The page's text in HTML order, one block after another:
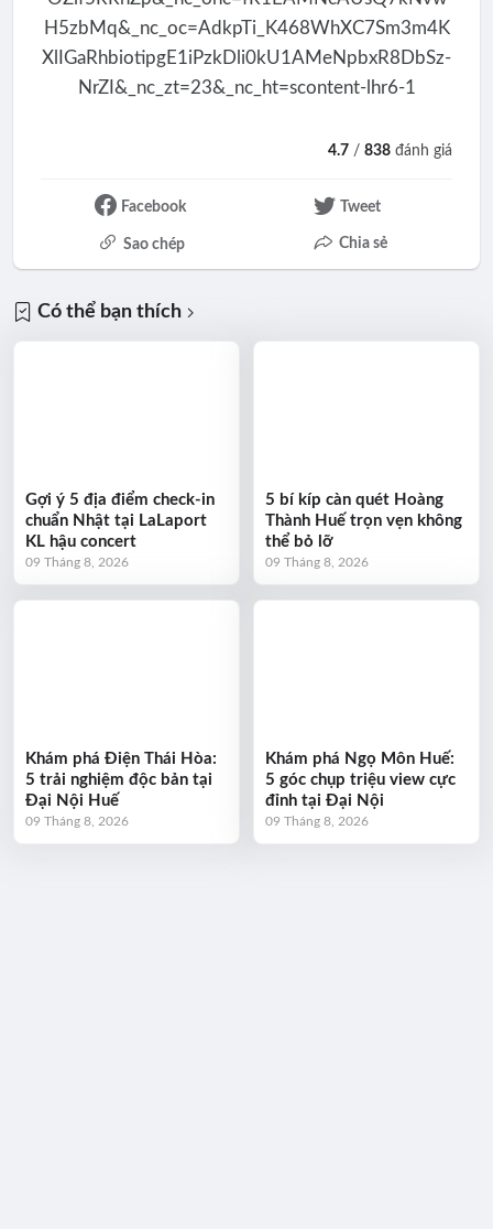
4.7 /838 đánh giá
Facebook Tweet
Sao chép Chia sẻ
Có thể bạn thích
Gợi ý 5 địa điểm check-in
chuẩn Nhật tại LaLaport
KL hậu concert
09 Tháng 8, 2026
5 bí kíp càn quét Hoàng
Thành Huế trọn vẹn không
thể bỏ lỡ
09 Tháng 8, 2026
Khám phá Điện Thái Hòa:
5 trải nghiệm độc bản tại
Đại Nội Huế
09 Tháng 8, 2026
Khám phá Ngọ Môn Huế:
5 góc chụp triệu view cực
đỉnh tại Đại Nội
09 Tháng 8, 2026